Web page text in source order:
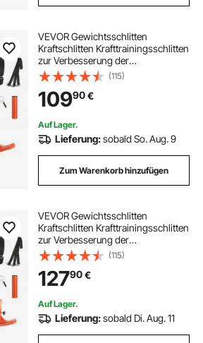
VEVOR Gewichtsschlitten
Kraftschlitten Krafttrainingsschlitten
zur Verbesserung der
Geschwindigkeit bei sportlichen
Übungen, Fitnessgerät mit Griff,
kompatibel mit 25/51 mm
Gewichtsscheiben
(115)
10990€
Auf Lager.
Lieferung:sobald So. Aug. 9
Zum Warenkorb hinzufügen
VEVOR Gewichtsschlitten
Kraftschlitten Krafttrainingsschlitten
zur Verbesserung der
Geschwindigkeit bei sportlichen
Übungen, Fitnessgerät mit Griff,
Kompatibel mit 25/51 mm
Gewichtsscheiben, Orange
(115)
12790€
Auf Lager.
Lieferung:sobald Di. Aug. 11